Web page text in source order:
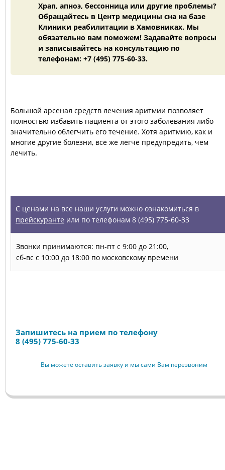
Храп, апноэ, бессонница или другие проблемы?
Обращайтесь в Центр медицины сна на базе
Клиники реабилитации в Хамовниках. Мы
обязательно вам поможем! Задавайте вопросы
и записывайтесь на консультацию по
телефонам: +7 (495) 775-60-33.
Большой арсенал средств лечения аритмии позволяет
полностью избавить пациента от этого заболевания либо
значительно облегчить его течение. Хотя аритмию, как и
многие другие болезни, все же легче предупредить, чем
лечить.
С ценами на все наши услуги можно ознакомиться в
прейскуранте или по телефонам 8 (495) 775-60-33
Звонки принимаются: пн-пт с 9:00 до 21:00,
сб-вс с 10:00 до 18:00 по московскому времени
Запишитесь на прием по телефону
8 (495) 775-60-33
Вы можете оставить заявку и мы сами Вам перезвоним